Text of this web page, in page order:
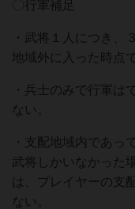
〇⾏軍補⾜
・武将１⼈につき、
地域外に⼊った時点
・兵⼠のみで⾏軍は
ない。
・⽀配地域内であっ
武将しかいなかった
は、プレイヤーの⽀
ない。